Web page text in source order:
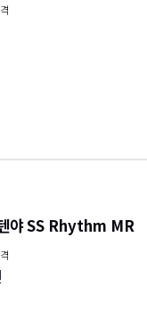
야 SS Rhythm MR